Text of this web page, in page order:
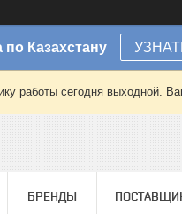
Казахстану
работы сегодня выходной.
БРЕНДЫ